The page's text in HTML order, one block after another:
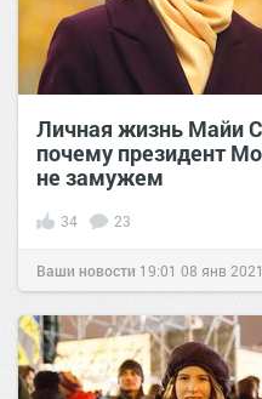
Личная жизнь Майи
почему президент
не замужем
34 23
Ваши новости 19:01 08 янв 2021